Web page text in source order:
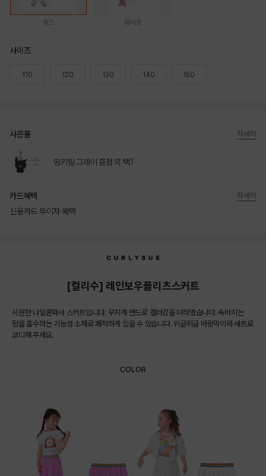
핑크 화이트
사이즈
110 120 130 140 150
사은품
띵키링 그레이 증정 외 택1
자세히
카드혜택
신용카드 무이자 혜택
자세히
[컬리수] 레인보우플리츠스커트
시원한 나일론와샤 스커트입니다. 무지개 밴드로 컬러감을 더하였습니다. 속바지는
땀을 흡수하는 기능성 소재로 쾌적하게 입을 수 있습니다. 위글위글 바람막이와 세트로
코디해 주세요.
COLOR